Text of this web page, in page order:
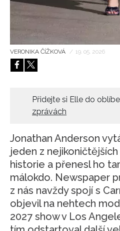
VERONIKA ČÍŽKOVÁ / 19. 05. 2026
Přidejte si Elle do
zprávách
Jonathan Anderson
jeden z
historie a přenesl ho
málokdo. Newspaper
z nás navždy spojí s
objevil na nehtech
2027 show v Los